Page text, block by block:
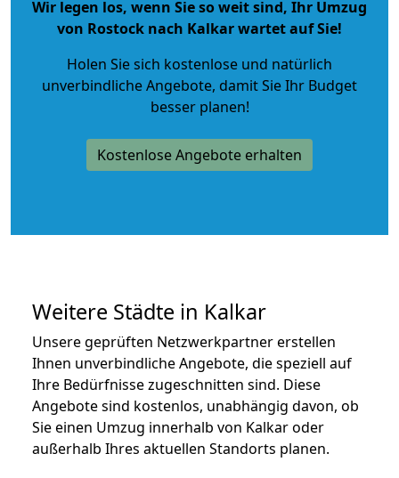
Wir legen los, wenn Sie so weit sind, Ihr Umzug
von Rostock nach Kalkar wartet auf Sie!
Holen Sie sich kostenlose und natürlich
unverbindliche Angebote, damit Sie Ihr Budget
besser planen!
Kostenlose Angebote erhalten
Weitere Städte in Kalkar
Unsere geprüften Netzwerkpartner erstellen
Ihnen unverbindliche Angebote, die speziell auf
Ihre Bedürfnisse zugeschnitten sind. Diese
Angebote sind kostenlos, unabhängig davon, ob
Sie einen Umzug innerhalb von Kalkar oder
außerhalb Ihres aktuellen Standorts planen.